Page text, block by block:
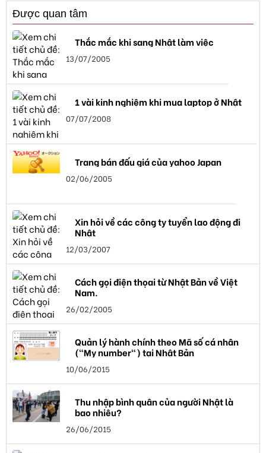
Được quan tâm
Thắc mắc khi sang Nhật làm việc
13/07/2005
1 vài kinh nghiệm khi mua laptop ở Nhật
07/07/2008
Trang bán đấu giá của yahoo Japan
02/06/2005
Xin hỏi về các công ty tuyển lao động đi
Nhật
12/03/2007
Cách gọi điện thọai từ Nhật Bản về Việt
Nam.
26/02/2005
Quản lý hành chính theo Mã số cá nhân
("My number") tại Nhật Bản
10/06/2015
Thu nhập bình quân của người Nhật là
bao nhiêu?
26/06/2015